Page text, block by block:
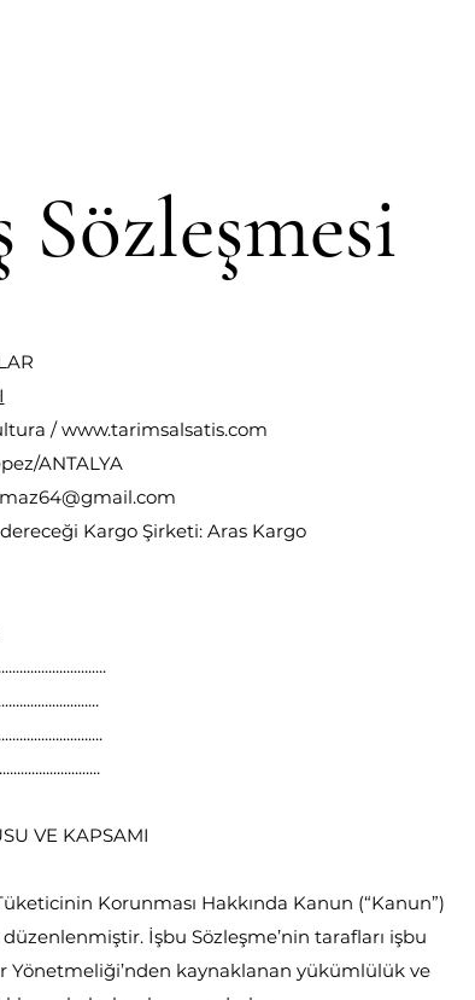
Sözleşmesi
/www.tarimsalsatis.com
ANTALYA
Kargo Şirketi: Aras Kargo
VE KAPSAMI
Korunması Hakkında Kanun (“Kanun”)
İşbu Sözleşme’nin tarafları işbu
Yönetmeliği’nden kaynaklanan yükümlülük ve